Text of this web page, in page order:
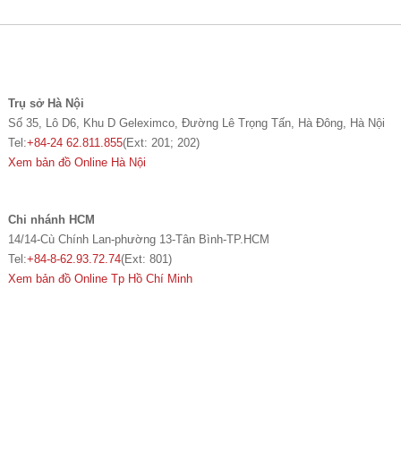
Trụ sở Hà Nội
Số 35, Lô D6, Khu D Geleximco, Đường Lê Trọng Tấn, Hà Đông, Hà Nội
Tel:+84-24 62.811.855(Ext: 201; 202)
Xem bản đồ Online Hà Nội
Chi nhánh HCM
14/14-Cù Chính Lan-phường 13-Tân Bình-TP.HCM
Tel:+84-8-62.93.72.74(Ext: 801)
Xem bản đồ Online Tp Hồ Chí Minh